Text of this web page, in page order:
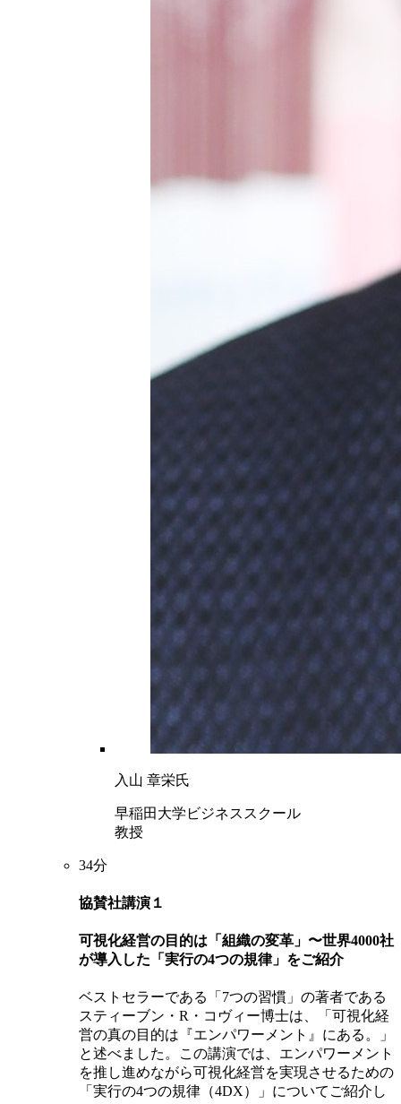
入山 章栄氏
早稲田大学ビジネススクール
教授
34分
協賛社講演１
可視化経営の目的は「組織の変革」〜世界4000社
が導入した「実行の4つの規律」をご紹介
ベストセラーである「7つの習慣」の著者である
スティーブン・R・コヴィー博士は、「可視化経
営の真の目的は『エンパワーメント』にある。」
と述べました。この講演では、エンパワーメント
を推し進めながら可視化経営を実現させるための
「実行の4つの規律（4DX）」についてご紹介し